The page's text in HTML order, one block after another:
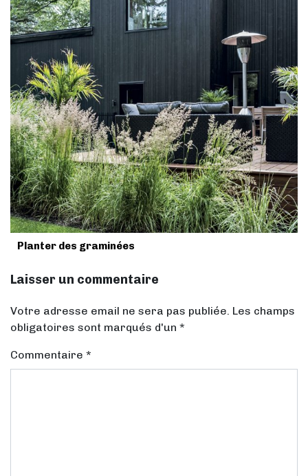
Planter des graminées
Laisser un commentaire
Votre adresse email ne sera pas publiée. Les champs
obligatoires sont marqués d'un *
Commentaire *